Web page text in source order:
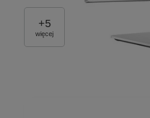
+5
więcej